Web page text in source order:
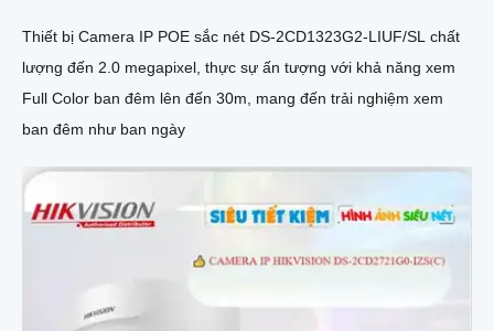
Thiết bị Camera IP POE sắc nét DS-2CD1323G2-LIUF/SL chất
lượng đến 2.0 megapixel, thực sự ấn tượng với khả năng xem
Full Color ban đêm lên đến 30m, mang đến trải nghiệm xem
ban đêm như ban ngày